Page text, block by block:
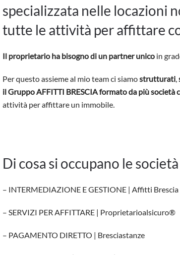
specializzata nelle locazioni
tutte le attività per affittare
Il proprietario ha bisogno di un partner unico in
Per questo assieme al mio team ci siamostrutturati
il Gruppo AFFITTI BRESCIA formato da più società
attività per affittare un immobile.
Di cosa si occupano le
– INTERMEDIAZIONE E GESTIONE | Affitti Brescia
– SERVIZI PER AFFITTARE | Proprietarioalsicuro®
– PAGAMENTO DIRETTO | Bresciastanze